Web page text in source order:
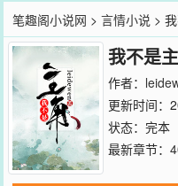
笔趣阁小说网 >言情小说 >
我不是
作者：
更新时间：
状态：完本
最新章节：